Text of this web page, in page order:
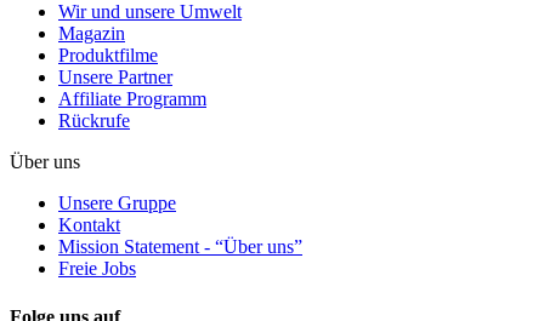
Wir und unsere Umwelt
Magazin
Produktfilme
Unsere Partner
Affiliate Programm
Rückrufe
Über uns
Unsere Gruppe
Kontakt
Mission Statement - “Über uns”
Freie Jobs
Folge uns auf